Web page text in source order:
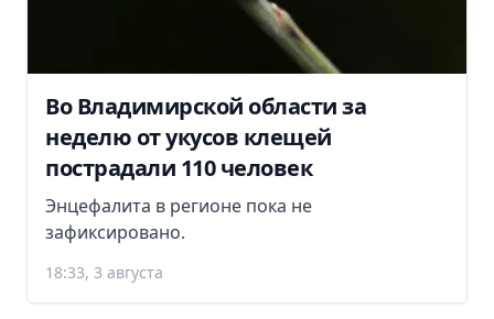
Во Владимирской области за
неделю от укусов клещей
пострадали 110 человек
Энцефалита в регионе пока не
зафиксировано.
18:33, 3 августа